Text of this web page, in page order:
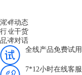
湖畔动态
行业干货
品牌对话
全线产品免费试用
7*12小时在线客服